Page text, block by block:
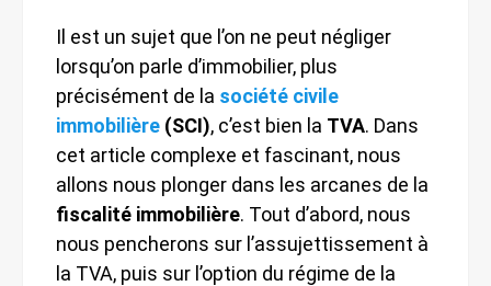
Il est un sujet que l’on ne peut négliger
lorsqu’on parle d’immobilier, plus
précisément de la société civile
immobilière (SCI), c’est bien la TVA. Dans
cet article complexe et fascinant, nous
allons nous plonger dans les arcanes de la
fiscalité immobilière. Tout d’abord, nous
nous pencherons sur l’assujettissement à
la TVA, puis sur l’option du régime de la